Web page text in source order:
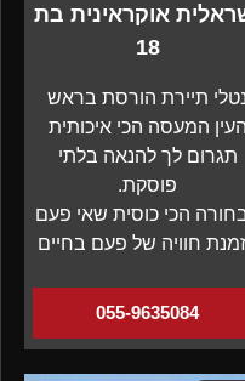
אוקראינית בת
18
נטלי תיירת הורסת בראש
העין המעסה הכי איכותית
תגרום לך להנאה בלתי
פוסקת.
הכי כוסית שאי פעם
חוויה של פעם בחיים
055-9635084